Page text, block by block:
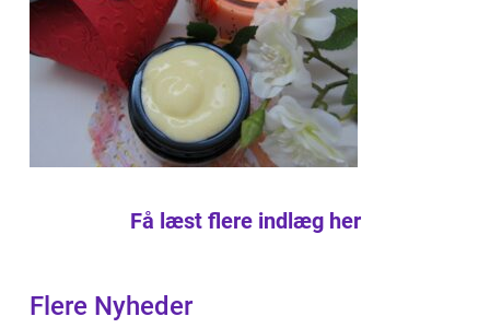
Få læst flere indlæg her
Flere Nyheder